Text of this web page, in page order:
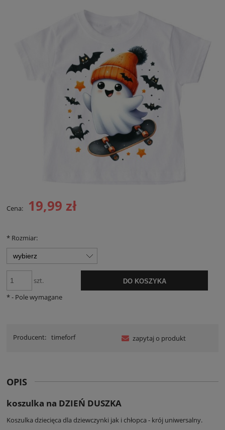
Cena: 19,99 zł
* Rozmiar:
szt. DO KOSZYKA
*- Pole wymagane
Producent: timeforf zapytaj o produkt
OPIS
koszulka na DZIEŃ DUSZKA
Koszulka dziecięca dla dziewczynki jak i chłopca - krój uniwersalny.